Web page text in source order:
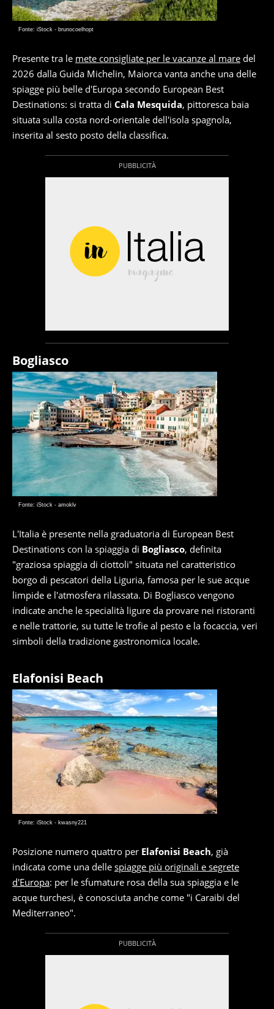
Fonte: iStock - brunocoelhopt
Presente tra le mete consigliate per le vacanze al mare del
2026 dalla Guida Michelin, Maiorca vanta anche una delle
spiagge più belle d'Europa secondo European Best
Destinations: si tratta di Cala Mesquida, pittoresca baia
situata sulla costa nord-orientale dell'isola spagnola,
inserita al sesto posto della classifica.
Bogliasco
Fonte: iStock - amoklv
L'Italia è presente nella graduatoria di European Best
Destinations con la spiaggia di Bogliasco, definita
"graziosa spiaggia di ciottoli" situata nel caratteristico
borgo di pescatori della Liguria, famosa per le sue acque
limpide e l'atmosfera rilassata. Di Bogliasco vengono
indicate anche le specialità ligure da provare nei ristoranti
e nelle trattorie, su tutte le trofie al pesto e la focaccia, veri
simboli della tradizione gastronomica locale.
Elafonisi Beach
Fonte: iStock - kwasny221
Posizione numero quattro per Elafonisi Beach, già
indicata come una delle spiagge più originali e segrete
d'Europa: per le sfumature rosa della sua spiaggia e le
acque turchesi, è conosciuta anche come "i Caraibi del
Mediterraneo".